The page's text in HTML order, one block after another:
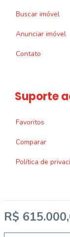
R$
Buscar imóvel
Anunciar imóvel
Contato
Suporte
Favoritos
Comparar
Política de